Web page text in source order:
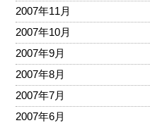
2007年11月
2007年10月
2007年9月
2007年8月
2007年7月
2007年6月